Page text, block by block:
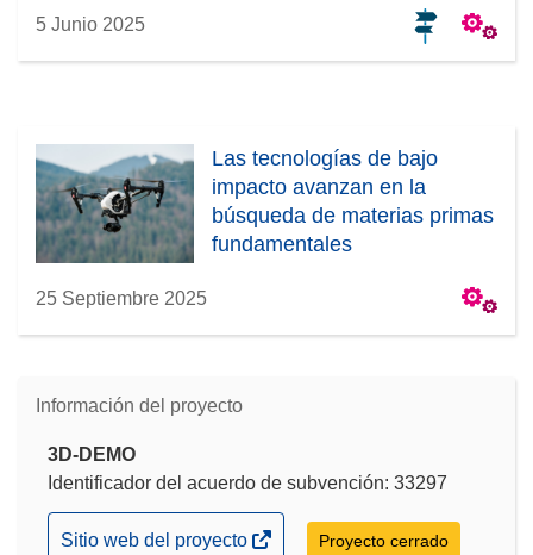
5 Junio 2025
Las tecnologías de bajo
impacto avanzan en la
búsqueda de materias primas
fundamentales
25 Septiembre 2025
Información del proyecto
3D-DEMO
Identificador del acuerdo de subvención: 33297
(se
Sitio web del proyecto Proyecto cerrado